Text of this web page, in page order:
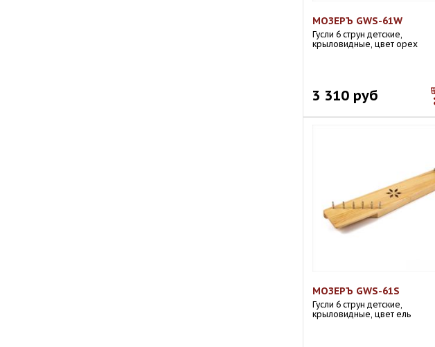
МОЗЕРЪ GWS-61W
Гусли 6 струн детские,
крыловидные, цвет орех
3 310 руб
МОЗЕРЪ GWS-61S
Гусли 6 струн детские,
крыловидные, цвет ель